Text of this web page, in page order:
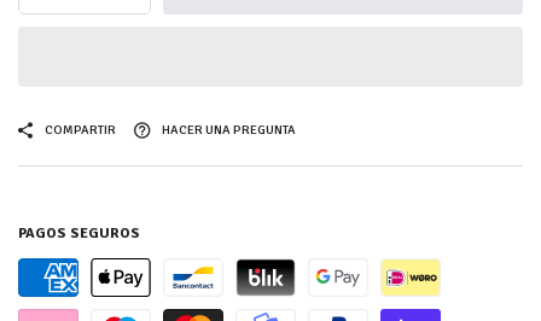
COMPARTIR HACER UNA PREGUNTA
PAGOS SEGUROS